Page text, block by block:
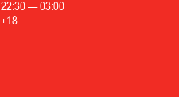
22:30—03:00
+18